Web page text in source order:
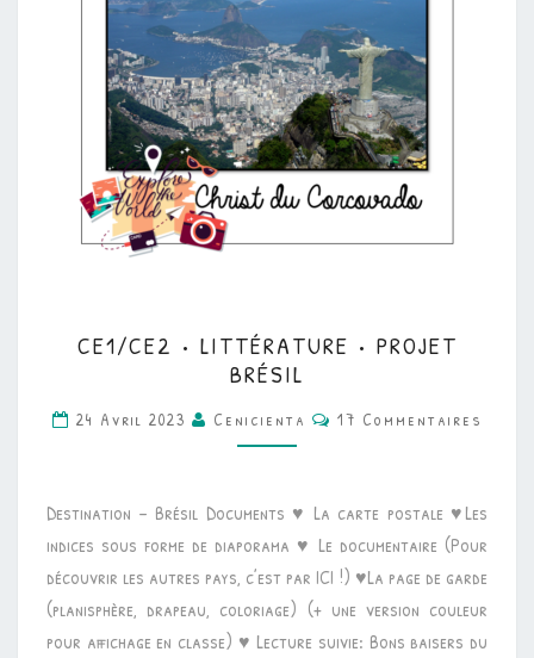
•
LITTÉRATURE
•
PROJET
CE1/CE2 • LITTÉRATURE • PROJET
BRÉSIL
24 Avril 2023 Cenicienta Commentaires
17 Commentaires
Destination – Brésil Documents ♥ La carte postale ♥Les
indices sous forme de diaporama ♥ Le documentaire (Pour
découvrir les autres pays, c’est par ICI !) ♥La page de garde
(planisphère, drapeau, coloriage) (+ une version couleur
pour affichage en classe) ♥ Lecture suivie: Bons baisers du